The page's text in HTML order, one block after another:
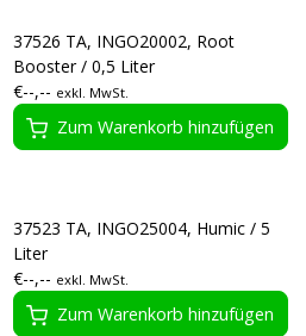
37526 TA, INGO20002, Root
Booster / 0,5 Liter
€--,-- exkl. MwSt.
Zum Warenkorb hinzufügen
37523 TA, INGO25004, Humic / 5
Liter
€--,-- exkl. MwSt.
Zum Warenkorb hinzufügen